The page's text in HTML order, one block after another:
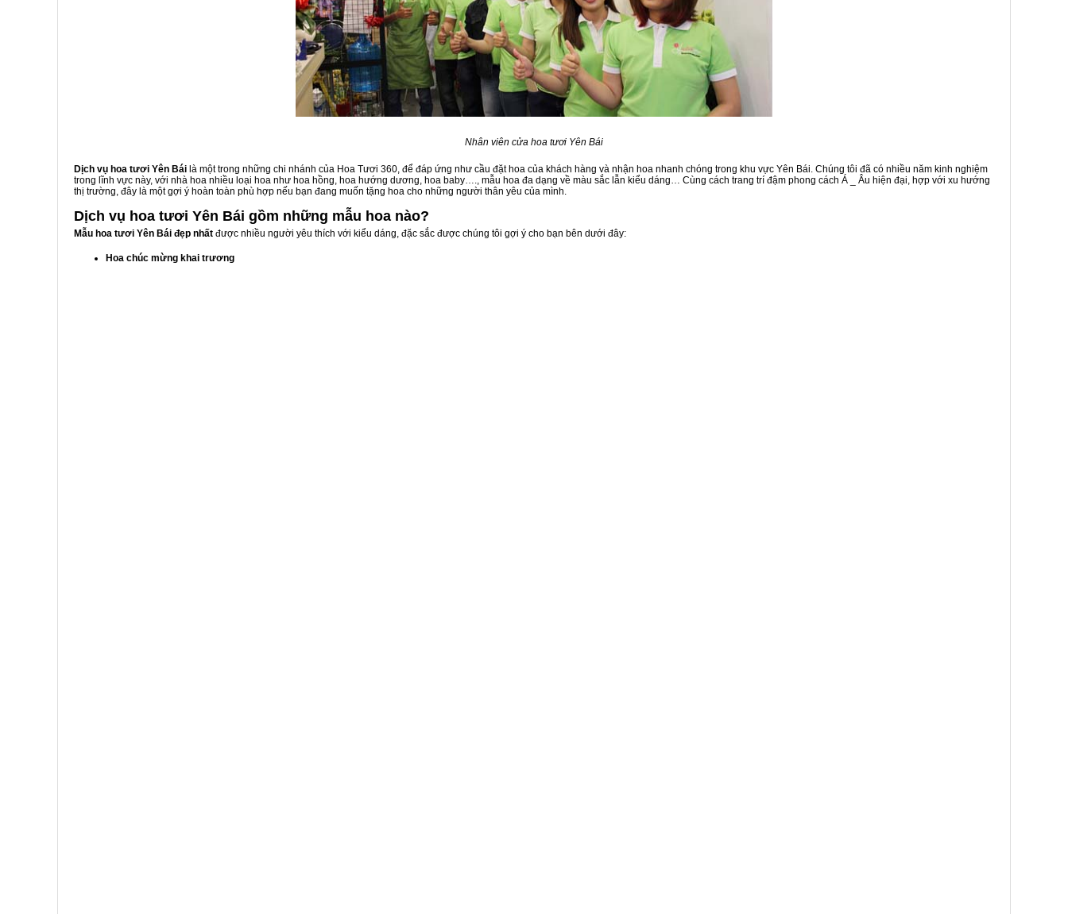
Nhân viên cửa hoa tươi Yên Bái
Dịch vụ hoa tươi Yên Bái là một trong những chi nhánh của Hoa Tươi 360, để đáp ứng như cầu đặt hoa của khách hàng và nhận hoa nhanh chóng trong khu vực Yên Bái. Chúng tôi đã có nhiều năm kinh nghiệm
trong lĩnh vực này, với nhà hoa nhiều loại hoa như hoa hồng, hoa hướng dương, hoa baby…., mẫu hoa đa dạng về màu sắc lẫn kiểu dáng… Cùng cách trang trí đậm phong cách Á _ Âu hiện đại, hợp với xu hướng
thị trường, đây là một gợi ý hoàn toàn phù hợp nếu bạn đang muốn tặng hoa cho những người thân yêu của mình.
Dịch vụ hoa tươi Yên Bái gồm những mẫu hoa nào?
Mẫu hoa tươi Yên Bái đẹp nhất được nhiều người yêu thích với kiểu dáng, đặc sắc được chúng tôi gợi ý cho bạn bên dưới đây:
Hoa chúc mừng khai trương